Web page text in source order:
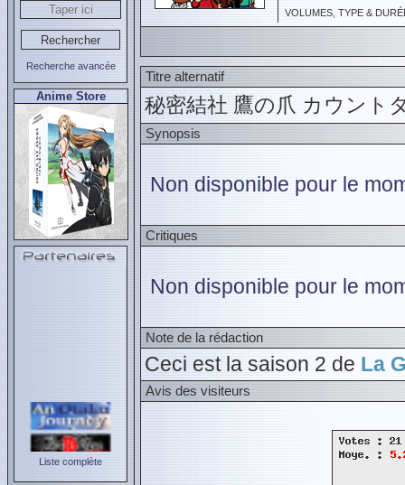
Recherche avancée
Anime Store
Liste complète
VOLUMES, TYPE &
Titre alternatif
秘密結社 鷹の爪 カウント
Synopsis
Non disponible pour le
Critiques
Non disponible pour le
Note de la rédaction
Ceci est la saison 2 de La
Avis des visiteurs